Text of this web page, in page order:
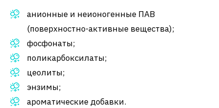
анионные и неионогенные ПАВ
(поверхностно-активные вещества);
фосфонаты;
поликарбоксилаты;
цеолиты;
энзимы;
ароматические добавки.